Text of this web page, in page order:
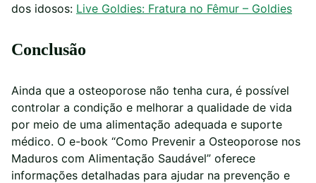
dos idosos: Live Goldies: Fratura no Fêmur – Goldies
Conclusão
Ainda que a osteoporose não tenha cura, é possível
controlar a condição e melhorar a qualidade de vida
por meio de uma alimentação adequada e suporte
médico. O e-book “Como Prevenir a Osteoporose nos
Maduros com Alimentação Saudável” oferece
informações detalhadas para ajudar na prevenção e